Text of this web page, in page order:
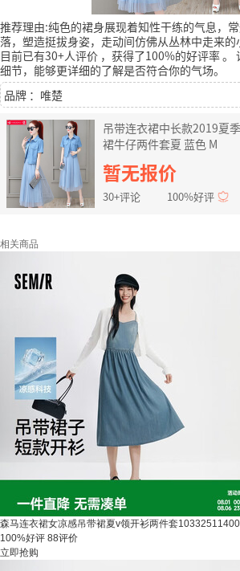
推荐理由:纯色的裙身展现着知性干练的气息，
落，塑造挺拔身姿，走动间仿佛从丛林中走来的
目前已有30+人评价 ，获得了100%的好评率。
细节，能够更详细的了解是否符合你的气场。
品牌 ：唯楚
吊带连衣裙中长款2019夏
裙牛仔两件套夏 蓝色 M
暂无报价
30+评论 100%好评
相关商品
森马连衣裙女凉感吊带裙夏v领开衫两件套
100%好评 88评价
立即抢购